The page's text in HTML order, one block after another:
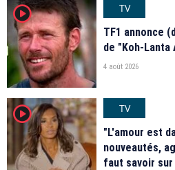
player2
TV
TF1 annonce
de "Koh-Lanta
4 août 2026
player2
TV
"L'amour est
nouveautés,
faut savoir sur